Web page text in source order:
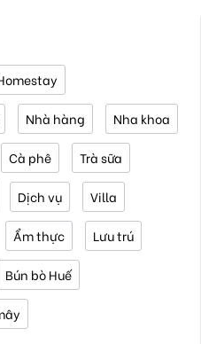
Nhà hàng Nha khoa
Cà phê Trà sữa
Dịch vụ Villa
Ẩm thực Lưu trú
Bún bò Huế